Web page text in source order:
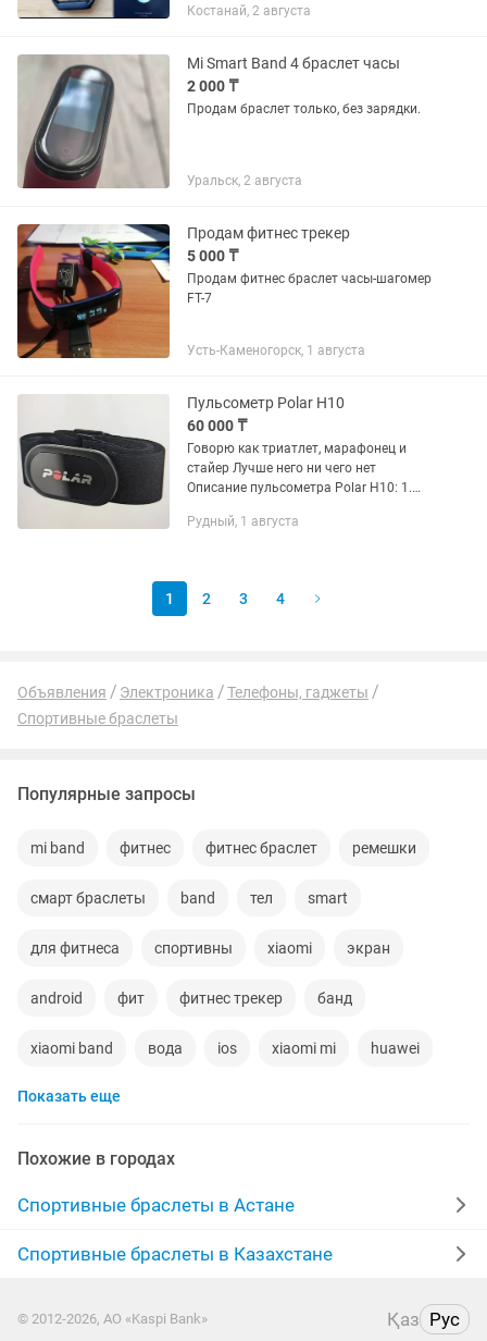
Костанай, 2 августа
Mi Smart Band 4 браслет часы
2 000 ₸
Продам браслет только, без зарядки.
Уральск, 2 августа
Продам фитнес трекер
5 000 ₸
Продам фитнес браслет часы-шагомер
FT-7
Усть-Каменогорск, 1 августа
Пульсометр Polar H10
60 000 ₸
Говорю как триатлет, марафонец и
стайер Лучше него ни чего нет
Описание пульсометра Polar H10: 1.
обеспечивает максимальную точность
Рудный, 1 августа
1 2 3 4
Объявления Электроника
Телефоны, гаджеты
Спортивные браслеты
Популярные запросы
mi band фитнес фитнес браслет ремешки
смарт браслеты band тел smart
для фитнеса спортивны xiaomi экран
android фит фитнес трекер банд
xiaomi band вода ios xiaomi mi huawei
умные xiaomi smart
телефон android mi 1 корпус
band 2 часы новые ремешок для часов
Показать еще
Похожие в городах
Спортивные браслеты в Астане
Спортивные браслеты в Казахстане
© 2012-2026, АО «Kaspi Bank» Қаз Рус